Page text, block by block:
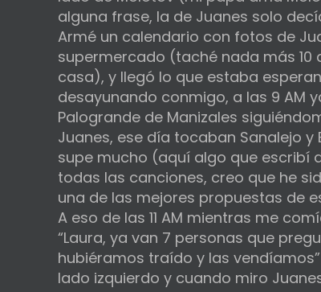
alguna frase, la de Juanes solo
Armé un calendario con fotos de
supermercado (taché nada más
casa), y llegó lo que estaba
desayunando conmigo, a las 9 AM
Palogrande de Manizales
Juanes, ese día tocaban Sanalejo
supe mucho (aquí algo que escribí
todas las canciones, creo que he
una de las mejores propuestas de
A eso de las 11 AM mientras me
“Laura, ya van 7 personas que
hubiéramos traído y las
lado izquierdo y cuando miro